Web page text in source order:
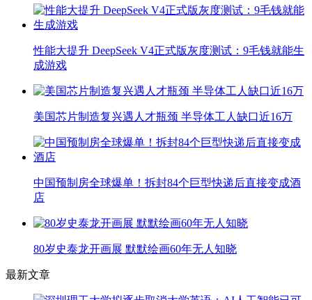
性能大提升 DeepSeek V4正式版灰度测试：9毛钱就能生
成游戏
美国芯片制造复兴遇人才瓶颈 半导体工人缺口近16万
中国预制房全球爆单！拆封84个巨型快递后直接变成酒
店
80岁史泰龙开画展 默默绘画60年无人知晓
最新文章